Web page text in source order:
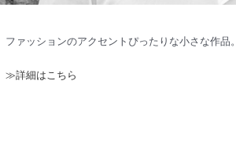
ファッションのアクセントぴったりな小さな作品。
≫詳細はこちら